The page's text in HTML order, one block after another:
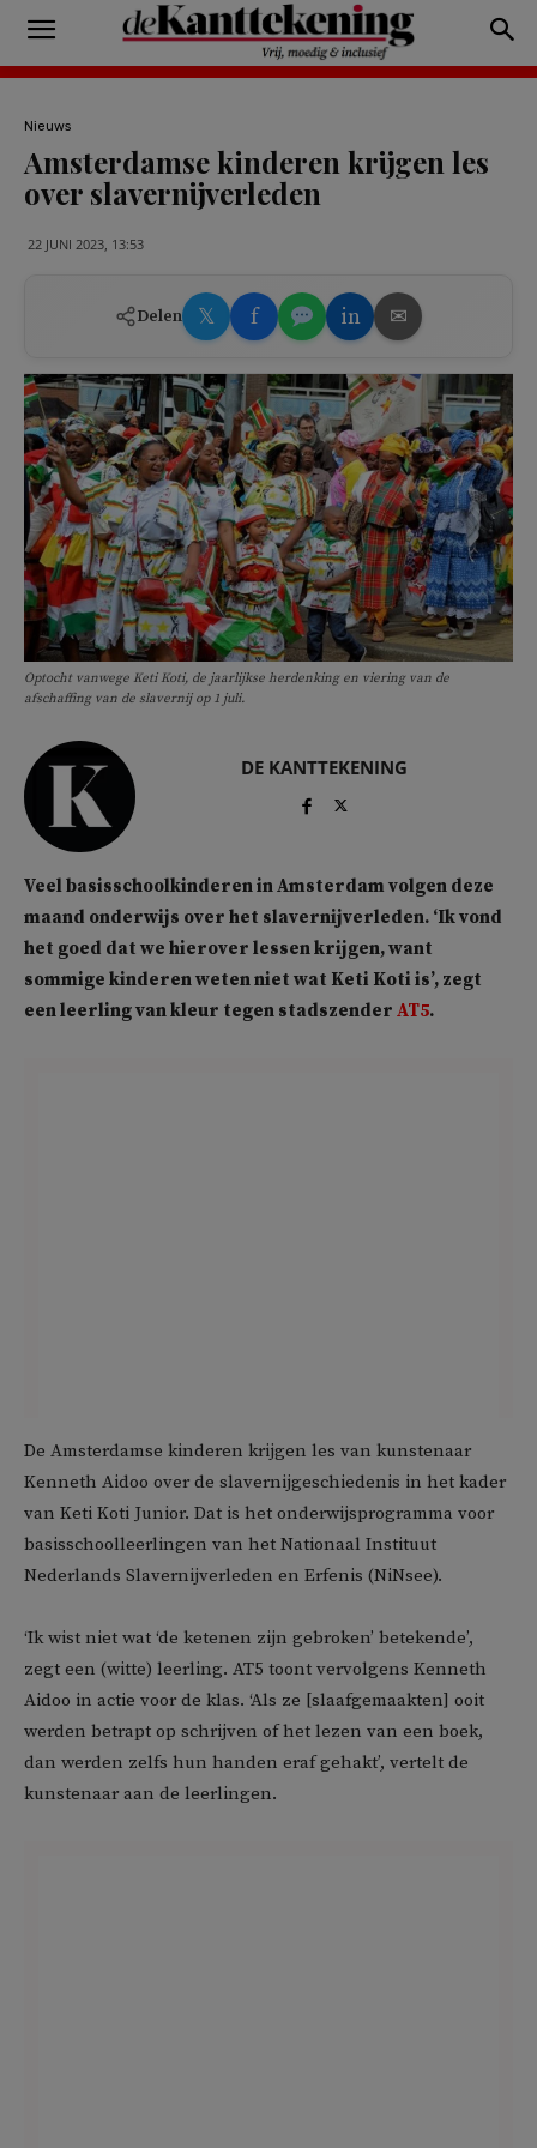
Nieuws
Amsterdamse kinderen krijgen les
over slavernijverleden
22 JUNI 2023, 13:53
Delen 𝕏 f in ✉
Optocht vanwege Keti Koti, de jaarlijkse herdenking en viering van de
afschaffing van de slavernij op 1 juli.
DE KANTTEKENING
Veel basisschoolkinderen in Amsterdam volgen deze
maand onderwijs over het slavernijverleden. ‘Ik vond
het goed dat we hierover lessen krijgen, want
sommige kinderen weten niet wat Keti Koti is’, zegt
een leerling van kleur tegen stadszender AT5.
De Amsterdamse kinderen krijgen les van kunstenaar
Kenneth Aidoo over de slavernijgeschiedenis in het kader
van Keti Koti Junior. Dat is het onderwijsprogramma voor
basisschoolleerlingen van het Nationaal Instituut
Nederlands Slavernijverleden en Erfenis (NiNsee).
‘Ik wist niet wat ‘de ketenen zijn gebroken’ betekende’,
zegt een (witte) leerling. AT5 toont vervolgens Kenneth
Aidoo in actie voor de klas. ‘Als ze [slaafgemaakten] ooit
werden betrapt op schrijven of het lezen van een boek,
dan werden zelfs hun handen eraf gehakt’, vertelt de
kunstenaar aan de leerlingen.